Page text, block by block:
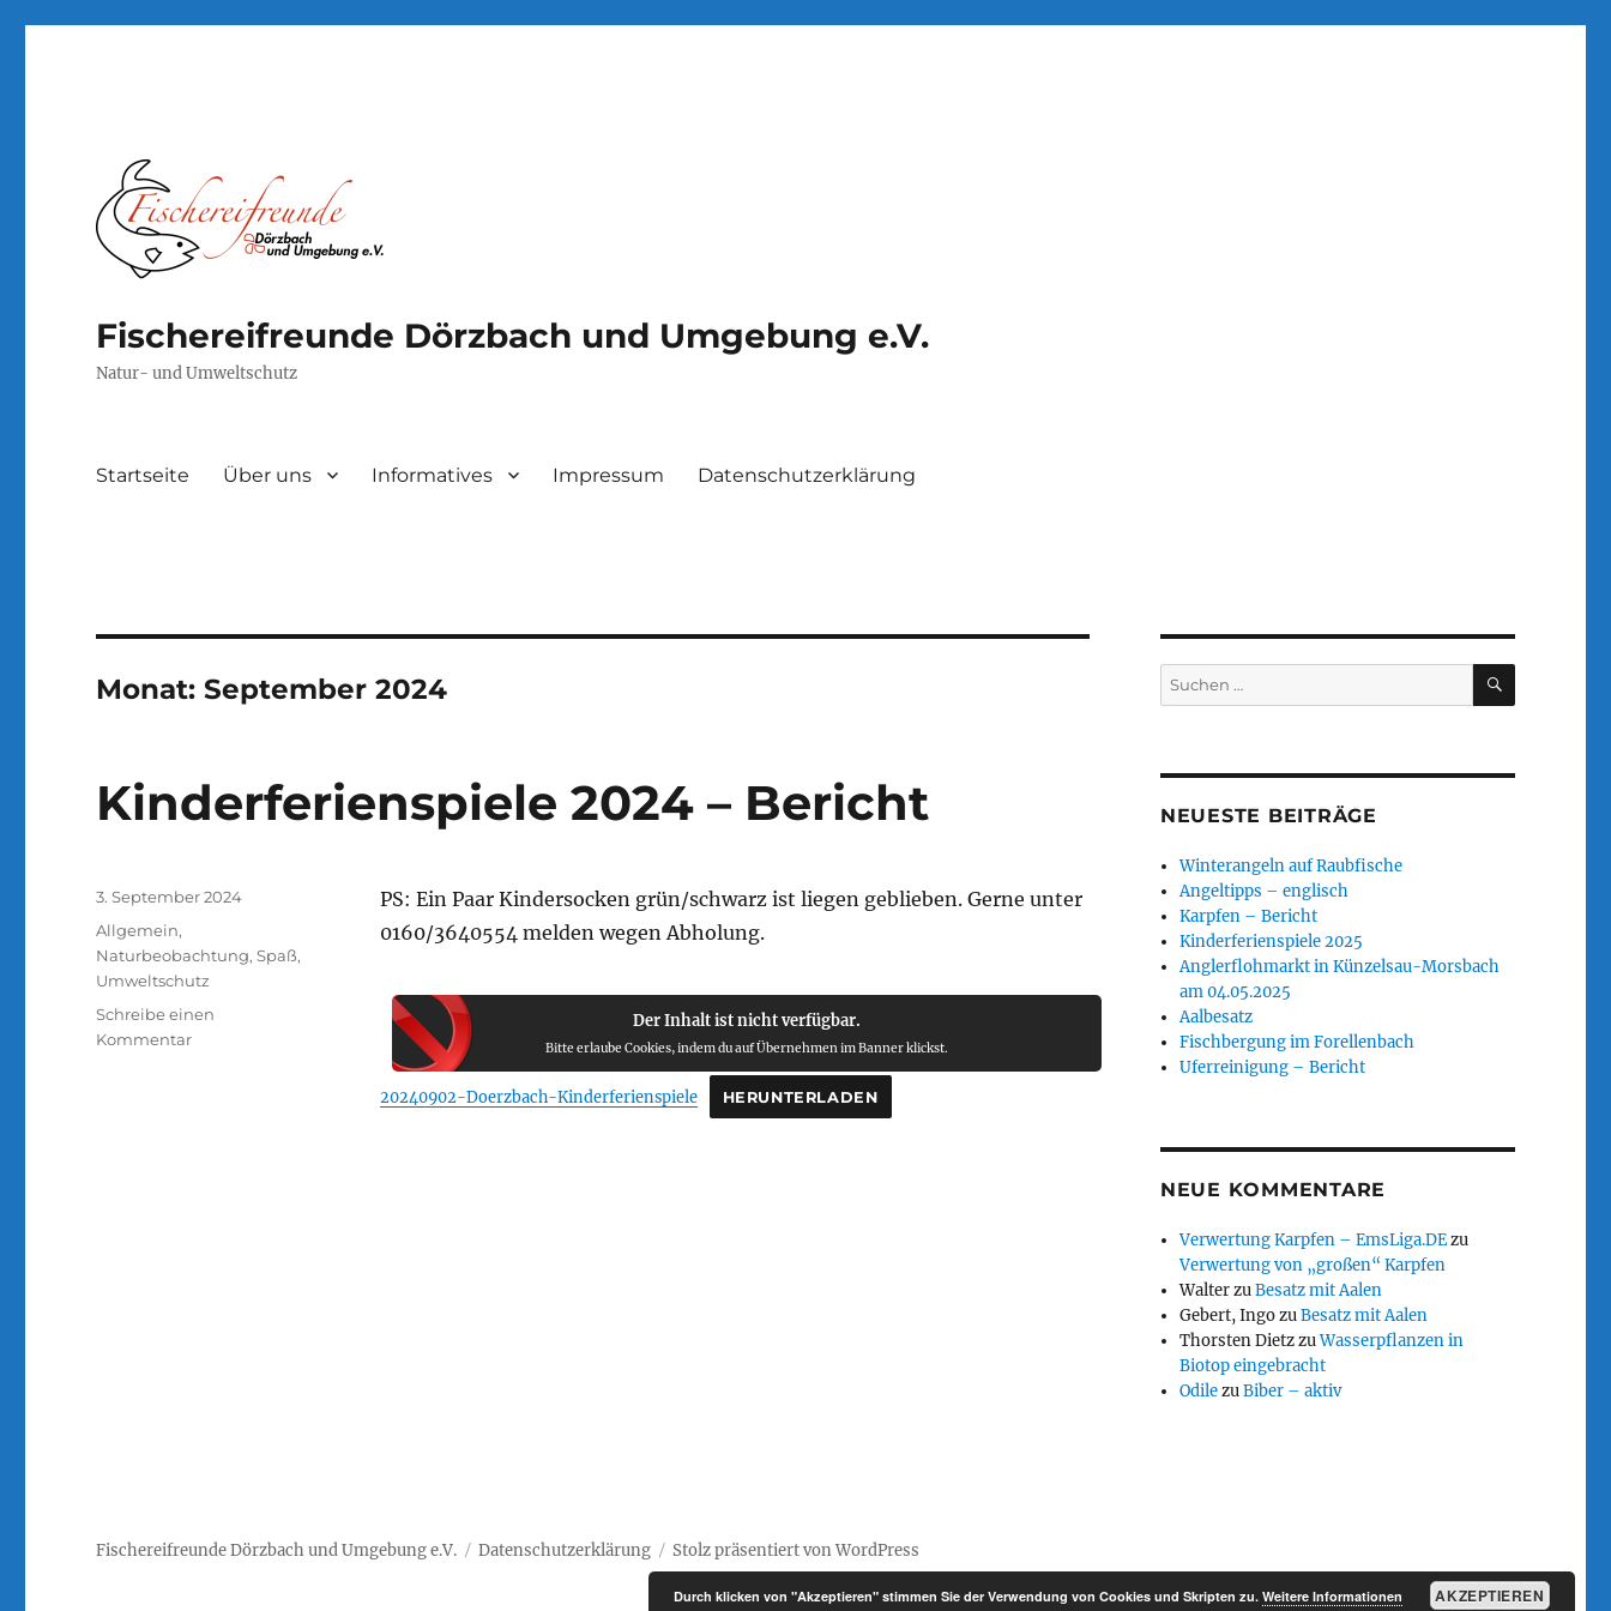
Fischereifreunde Dörzbach und Umgebung e.V.
Natur- und Umweltschutz
Startseite Über uns Informatives Impressum Datenschutzerklärung
Monat:September 2024
Kinderferienspiele 2024 – Bericht
PS: Ein Paar Kindersocken grün/schwarz ist liegen geblieben. Gerne unter
0160/3640554 melden wegen Abholung.
Der Inhalt ist nicht verfügbar.
Bitte erlaube Cookies, indem du auf Übernehmen im Banner klickst.
20240902-Doerzbach-Kinderferienspiele HERUNTERLADEN
Veröffentlicht
am
3. September 2024
Kategorien
Allgemein,
Naturbeobachtung,Spaß,
Umweltschutz
Schreibe einen
Kommentarzu
Suchen
nach:
SUCHEN
NEUESTE BEITRÄGE
Winterangeln auf Raubfische
Angeltipps – englisch
Karpfen – Bericht
Kinderferienspiele 2025
Anglerflohmarkt in Künzelsau-Morsbach
am 04.05.2025
Aalbesatz
Fischbergung im Forellenbach
Uferreinigung – Bericht
NEUE KOMMENTARE
Verwertung Karpfen – EmsLiga.DEzu
Verwertung von „großen“ Karpfen
WalterzuBesatz mit Aalen
Gebert, IngozuBesatz mit Aalen
Thorsten DietzzuWasserpflanzen in
Biotop eingebracht
OdilezuBiber – aktiv
Fischereifreunde Dörzbach und Umgebung e.V. Datenschutzerklärung Stolz präsentiert von WordPress
Durch klicken von "Akzeptieren" stimmen Sie der Verwendung von Cookies und Skripten zu. Weitere Informationen AKZEPTIEREN